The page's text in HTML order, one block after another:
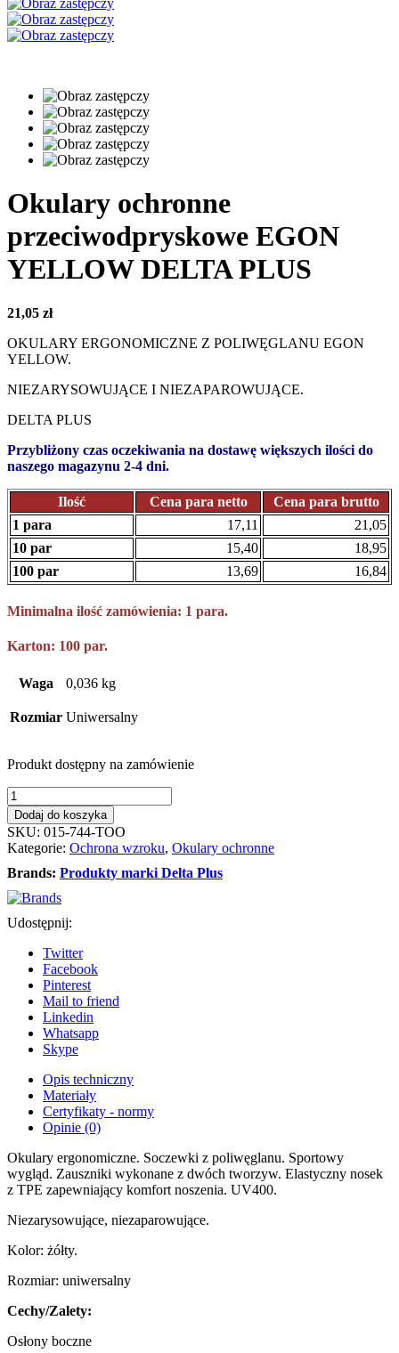
Okulary ochronne
przeciwodpryskowe EGON
YELLOW DELTA PLUS
21,05 zł
OKULARY ERGONOMICZNE Z POLIWĘGLANU EGON
YELLOW.
NIEZARYSOWUJĄCE I NIEZAPAROWUJĄCE.
DELTA PLUS
Przybliżony czas oczekiwania na dostawę większych ilości do
naszego magazynu 2-4 dni.
Ilość Cena para netto
Cena para brutto
1 para
17,11
21,05
10 par
15,40
18,95
100 par
13,69 16,84
Minimalna ilość zamówienia: 1 para.
Karton: 100 par.
Waga 0,036 kg
Rozmiar Uniwersalny
Produkt dostępny na zamówienie
ilość
Okulary
ochronne
przeciwodpryskowe
EGON
YELLOW
DELTA
PLUS
Dodaj do koszyka
SKU: 015-744-TOO
Kategorie: Ochrona wzroku, Okulary ochronne
Brands: Produkty marki Delta Plus
Udostępnij:
Twitter
Facebook
Pinterest
Mail to friend
Linkedin
Whatsapp
Skype
Opis techniczny
Materiały
Certyfikaty - normy
Opinie (0)
Okulary ergonomiczne. Soczewki z poliwęglanu. Sportowy
wygląd. Zauszniki wykonane z dwóch tworzyw. Elastyczny nosek
z TPE zapewniający komfort noszenia. UV400.
Niezarysowujące, niezaparowujące.
Kolor: żółty.
Rozmiar: uniwersalny
Cechy/Zalety:
Osłony boczne